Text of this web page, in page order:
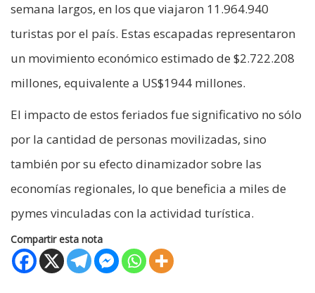
semana largos, en los que viajaron 11.964.940
turistas por el país. Estas escapadas representaron
un movimiento económico estimado de $2.722.208
millones, equivalente a US$1944 millones.
El impacto de estos feriados fue significativo no sólo
por la cantidad de personas movilizadas, sino
también por su efecto dinamizador sobre las
economías regionales, lo que beneficia a miles de
pymes vinculadas con la actividad turística.
Compartir esta nota